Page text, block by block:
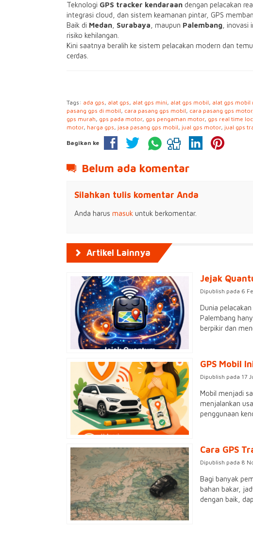
Teknologi GPS tracker kendaraan dengan pelacakan
integrasi cloud, dan sistem keamanan pintar, GPS
Baik di Medan Surabaya , maupun Palembang ,
risiko kehilangan.
Kini saatnya beralih ke sistem pelacakan modern dan
cerdas.
Tags: ada gps, alat gps, alat gps mini, alat gps mobil, alat gps mobil
pasang gps di mobil, cara pasang gps mobil, cara pasang gps motor
gps murah, gps pada motor, gps pengaman motor, gps real time
motor, harga gps, jasa pasang gps mobil, jual gps motor, jual gps
Bagikan ke
Belum ada komentar
Silahkan tulis komentar Anda
Anda harus masuk untuk berkomentar.
Artikel Lainnya
Jejak
Dipublish pada 6
Dunia
Palembang
berpikir dan
GPS Mobil
Dipublish pada 17
Mobil menjadi
menjalankan
penggunaan
Cara GPS
Dipublish pada 8
Bagi banyak
bahan bakar,
dengan baik,